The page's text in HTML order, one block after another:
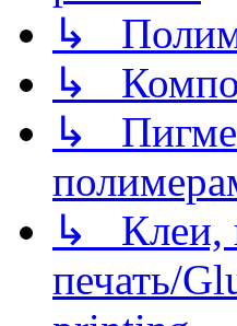
↳
↳
↳
↳ Клеи,
печать/